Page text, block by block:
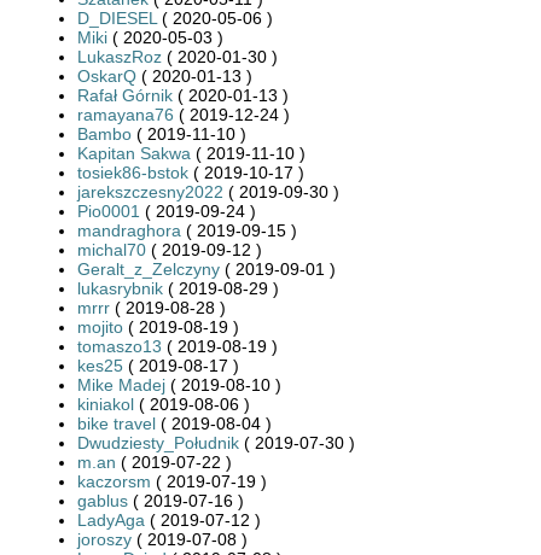
D_DIESEL ( 2020-05-06 )
Miki ( 2020-05-03 )
LukaszRoz ( 2020-01-30 )
OskarQ ( 2020-01-13 )
Rafał Górnik ( 2020-01-13 )
ramayana76 ( 2019-12-24 )
Bambo ( 2019-11-10 )
Kapitan Sakwa ( 2019-11-10 )
tosiek86-bstok ( 2019-10-17 )
jarekszczesny2022 ( 2019-09-30 )
Pio0001 ( 2019-09-24 )
mandraghora ( 2019-09-15 )
michal70 ( 2019-09-12 )
Geralt_z_Zelczyny ( 2019-09-01 )
lukasrybnik ( 2019-08-29 )
mrrr ( 2019-08-28 )
mojito ( 2019-08-19 )
tomaszo13 ( 2019-08-19 )
kes25 ( 2019-08-17 )
Mike Madej ( 2019-08-10 )
kiniakol ( 2019-08-06 )
bike travel ( 2019-08-04 )
Dwudziesty_Południk ( 2019-07-30 )
m.an ( 2019-07-22 )
kaczorsm ( 2019-07-19 )
gablus ( 2019-07-16 )
LadyAga ( 2019-07-12 )
joroszy ( 2019-07-08 )